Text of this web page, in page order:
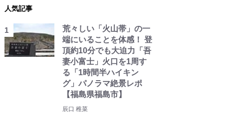
人気記事
荒々しい「火山帯」の一
端にいることを体感！ 登
頂約10分でも大迫力「吾
妻小富士」火口を1周す
る「1時間半ハイキン
グ」パノラマ絶景レポ
【福島県福島市】
辰口 稚菜